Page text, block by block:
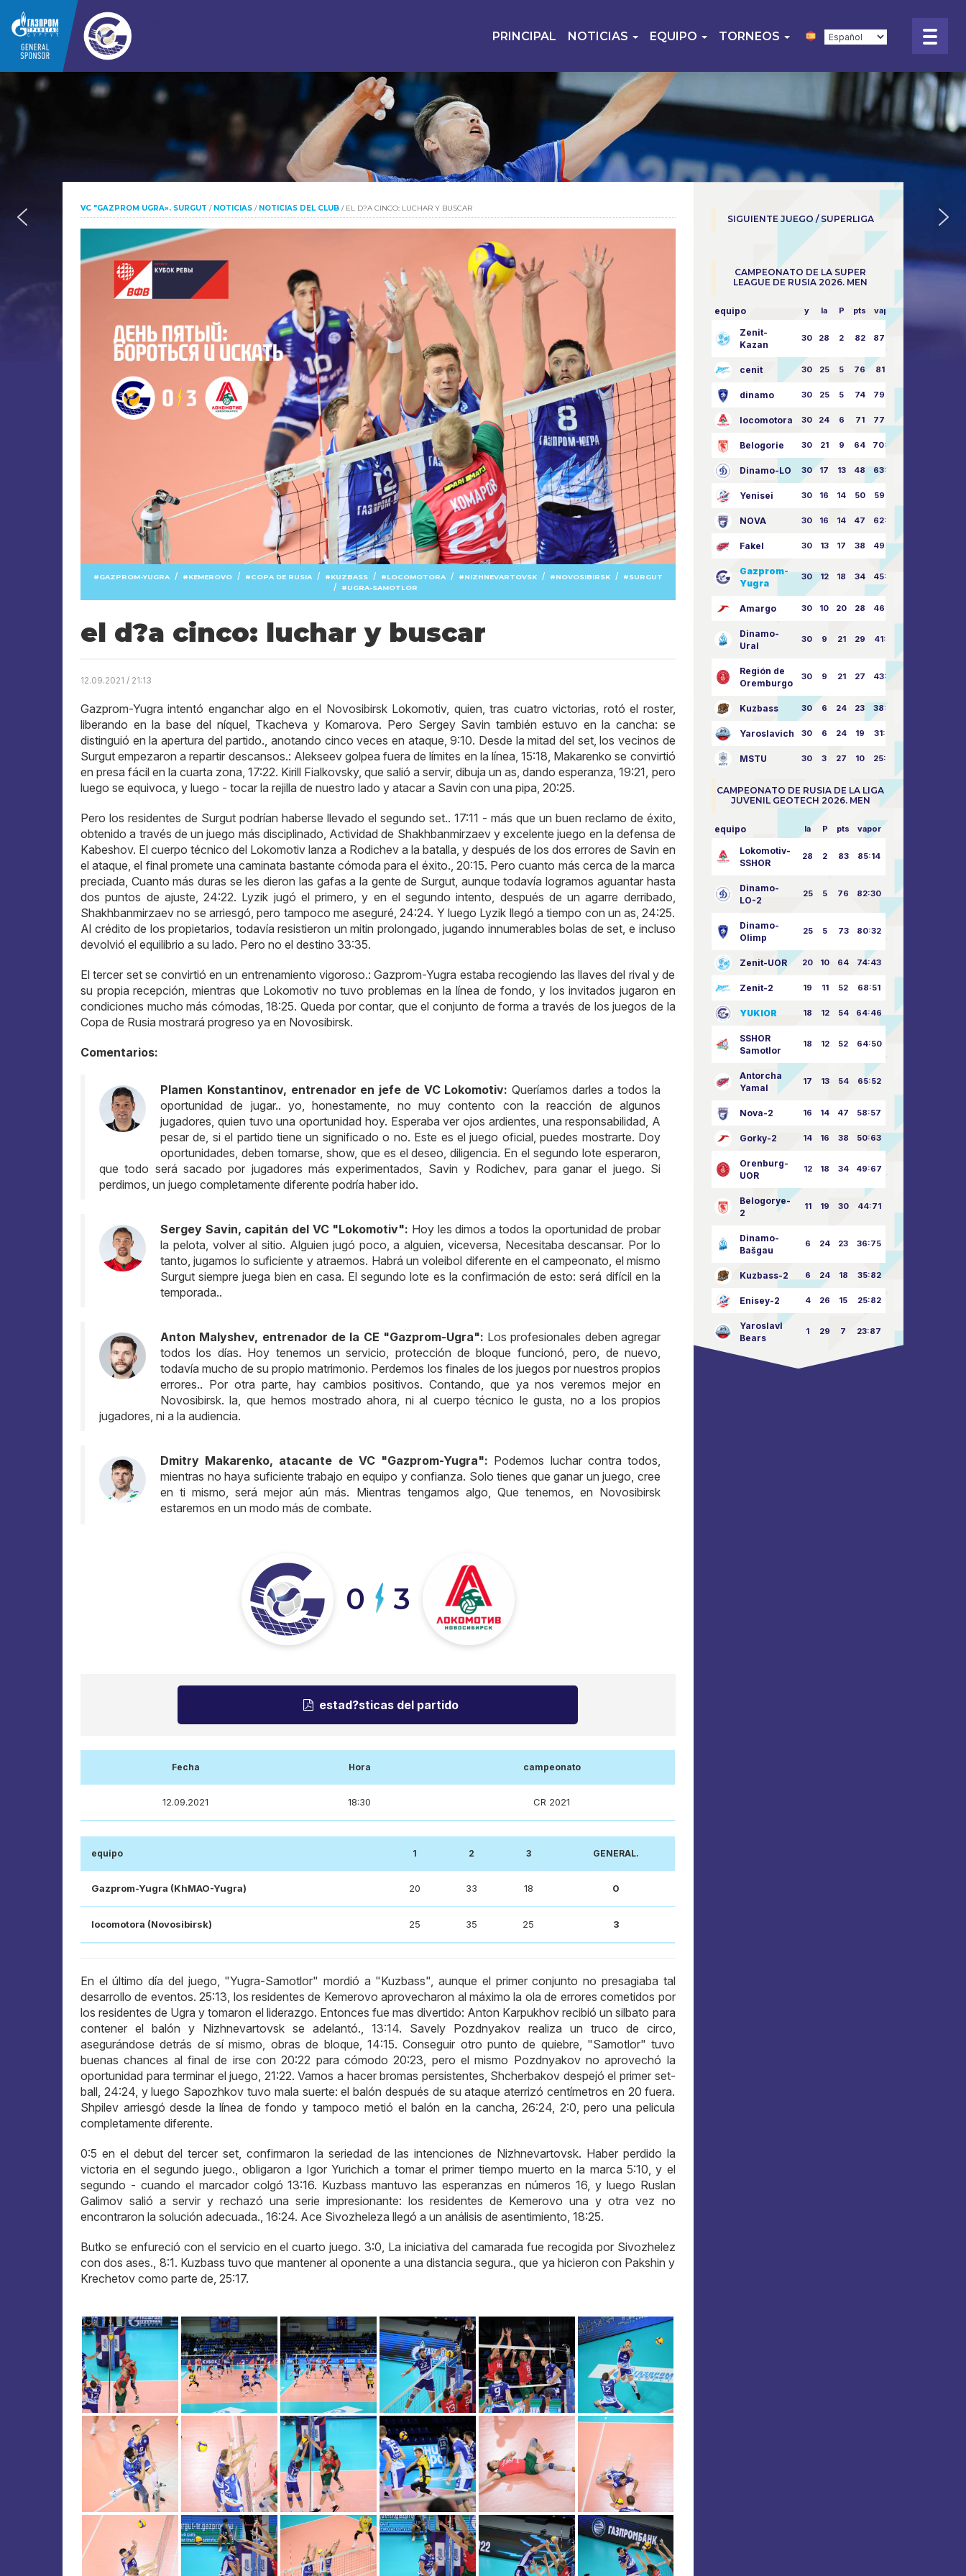
PRINCIPAL NOTICIAS EQUIPO TORNEOS
VC "GAZPROM UGRA». SURGUT / NOTICIAS / NOTICIAS DEL CLUB / EL D?A CINCO: LUCHAR Y BUSCAR
GAZPROM-YUGRA / KEMEROVO / COPA DE RUSIA / KUZBASS / LOCOMOTORA / NIZHNEVARTOVSK / NOVOSIBIRSK / SURGUT
/ UGRA-SAMOTLOR
el d?a cinco: luchar y buscar
12.09.2021 / 21:13
Gazprom-Yugra intentó enganchar algo en el Novosibirsk Lokomotiv, quien, tras cuatro victorias, rotó el roster,
liberando en la base del níquel, Tkacheva y Komarova. Pero Sergey Savin también estuvo en la cancha: se
distinguió en la apertura del partido., anotando cinco veces en ataque, 9:10. Desde la mitad del set, los vecinos de
Surgut empezaron a repartir descansos.: Alekseev golpea fuera de límites en la línea, 15:18, Makarenko se convirtió
en presa fácil en la cuarta zona, 17:22. Kirill Fialkovsky, que salió a servir, dibuja un as, dando esperanza, 19:21, pero
luego se equivoca, y luego - tocar la rejilla de nuestro lado y atacar a Savin con una pipa, 20:25.
Pero los residentes de Surgut podrían haberse llevado el segundo set.. 17:11 - más que un buen reclamo de éxito,
obtenido a través de un juego más disciplinado, Actividad de Shakhbanmirzaev y excelente juego en la defensa de
Kabeshov. El cuerpo técnico del Lokomotiv lanza a Rodichev a la batalla, y después de los dos errores de Savin en
el ataque, el final promete una caminata bastante cómoda para el éxito., 20:15. Pero cuanto más cerca de la marca
preciada, Cuanto más duras se les dieron las gafas a la gente de Surgut, aunque todavía logramos aguantar hasta
dos puntos de ajuste, 24:22. Lyzik jugó el primero, y en el segundo intento, después de un agarre derribado,
Shakhbanmirzaev no se arriesgó, pero tampoco me aseguré, 24:24. Y luego Lyzik llegó a tiempo con un as, 24:25.
Al crédito de los propietarios, todavía resistieron un mitin prolongado, jugando innumerables bolas de set, e incluso
devolvió el equilibrio a su lado. Pero no el destino 33:35.
El tercer set se convirtió en un entrenamiento vigoroso.: Gazprom-Yugra estaba recogiendo las llaves del rival y de
su propia recepción, mientras que Lokomotiv no tuvo problemas en la línea de fondo, y los invitados jugaron en
condiciones mucho más cómodas, 18:25. Queda por contar, que el conjunto de forma a través de los juegos de la
Copa de Rusia mostrará progreso ya en Novosibirsk.
Comentarios:
Plamen Konstantinov, entrenador en jefe de VC Lokomotiv: Queríamos darles a todos la
oportunidad de jugar.. yo, honestamente, no muy contento con la reacción de algunos
jugadores, quien tuvo una oportunidad hoy. Esperaba ver ojos ardientes, una responsabilidad, A
pesar de, si el partido tiene un significado o no. Este es el juego oficial, puedes mostrarte. Doy
oportunidades, deben tomarse, show, que es el deseo, diligencia. En el segundo lote esperaron,
que todo será sacado por jugadores más experimentados, Savin y Rodichev, para ganar el juego. Si
perdimos, un juego completamente diferente podría haber ido.
Sergey Savin, capitán del VC "Lokomotiv": Hoy les dimos a todos la oportunidad de probar
la pelota, volver al sitio. Alguien jugó poco, a alguien, viceversa, Necesitaba descansar. Por lo
tanto, jugamos lo suficiente y atraemos. Habrá un voleibol diferente en el campeonato, el mismo
Surgut siempre juega bien en casa. El segundo lote es la confirmación de esto: será difícil en la
temporada..
Anton Malyshev, entrenador de la CE "Gazprom-Ugra": Los profesionales deben agregar
todos los días. Hoy tenemos un servicio, protección de bloque funcionó, pero, de nuevo,
todavía mucho de su propio matrimonio. Perdemos los finales de los juegos por nuestros propios
errores.. Por otra parte, hay cambios positivos. Contando, que ya nos veremos mejor en
Novosibirsk. la, que hemos mostrado ahora, ni al cuerpo técnico le gusta, no a los propios
jugadores, ni a la audiencia.
Dmitry Makarenko, atacante de VC "Gazprom-Yugra": Podemos luchar contra todos,
mientras no haya suficiente trabajo en equipo y confianza. Solo tienes que ganar un juego, cree
en ti mismo, será mejor aún más. Mientras tengamos algo, Que tenemos, en Novosibirsk
estaremos en un modo más de combate.
0 3
estad?sticas del partido
Fecha Hora campeonato
12.09.2021 18:30 CR 2021
equipo 1 2 3 GENERAL.
Gazprom-Yugra (KhMAO-Yugra) 20 33 18 0
locomotora (Novosibirsk) 25 35 25 3
En el último día del juego, "Yugra-Samotlor" mordió a "Kuzbass", aunque el primer conjunto no presagiaba tal
desarrollo de eventos. 25:13, los residentes de Kemerovo aprovecharon al máximo la ola de errores cometidos por
los residentes de Ugra y tomaron el liderazgo. Entonces fue mas divertido: Anton Karpukhov recibió un silbato para
contener el balón y Nizhnevartovsk se adelantó., 13:14. Savely Pozdnyakov realiza un truco de circo,
asegurándose detrás de sí mismo, obras de bloque, 14:15. Conseguir otro punto de quiebre, "Samotlor" tuvo
buenas chances al final de irse con 20:22 para cómodo 20:23, pero el mismo Pozdnyakov no aprovechó la
oportunidad para terminar el juego, 21:22. Vamos a hacer bromas persistentes, Shcherbakov despejó el primer set-
ball, 24:24, y luego Sapozhkov tuvo mala suerte: el balón después de su ataque aterrizó centímetros en 20 fuera.
Shpilev arriesgó desde la línea de fondo y tampoco metió el balón en la cancha, 26:24, 2:0, pero una pelicula
completamente diferente.
0:5 en el debut del tercer set, confirmaron la seriedad de las intenciones de Nizhnevartovsk. Haber perdido la
victoria en el segundo juego., obligaron a Igor Yurichich a tomar el primer tiempo muerto en la marca 5:10, y el
segundo - cuando el marcador colgó 13:16. Kuzbass mantuvo las esperanzas en números 16, y luego Ruslan
Galimov salió a servir y rechazó una serie impresionante: los residentes de Kemerovo una y otra vez no
encontraron la solución adecuada., 16:24. Ace Sivozheleza llegó a un análisis de asentimiento, 18:25.
Butko se enfureció con el servicio en el cuarto juego. 3:0, La iniciativa del camarada fue recogida por Sivozhelez
con dos ases., 8:1. Kuzbass tuvo que mantener al oponente a una distancia segura., que ya hicieron con Pakshin y
Krechetov como parte de, 25:17.
SIGUIENTE JUEGO / SUPERLIGA
CAMPEONATO DE LA SUPER
LEAGUE DE RUSIA 2026. MEN
equipo y la P pts vapor
Zenit-
Kazan
30 28 2 82 87:24
cenit 30 25 5 76 81:21
dinamo 30 25 5 74 79:26
locomotora 30 24 6 71 77:33
Belogorie 30 21 9 64 70:40
Dinamo-LO 30 17 13 48 63:57
Yenisei 30 16 14 50 59:53
NOVA 30 16 14 47 62:58
Fakel 30 13 17 38 49:62
Gazprom-
Yugra
30 12 18 34 45:63
Amargo 30 10 20 28 46:73
Dinamo-
Ural
30 9 21 29 41:70
Región de
Oremburgo
30 9 21 27 43:73
Kuzbass 30 6 24 23 38:76
Yaroslavich 30 6 24 19 31:80
MSTU 30 3 27 10 25:87
CAMPEONATO DE RUSIA DE LA LIGA
JUVENIL GEOTECH 2026. MEN
equipo la P pts vapor
Lokomotiv-
SSHOR
28 2 83 85:14
Dinamo-
LO-2
25 5 76 82:30
Dinamo-
Olimp
25 5 73 80:32
Zenit-UOR 20 10 64 74:43
Zenit-2 19 11 52 68:51
YUKIOR 18 12 54 64:46
SSHOR
Samotlor
18 12 52 64:50
Antorcha
Yamal
17 13 54 65:52
Nova-2 16 14 47 58:57
Gorky-2 14 16 38 50:63
Orenburg-
UOR
12 18 34 49:67
Belogorye-
2
11 19 30 44:71
Dinamo-
Bašgau
6 24 23 36:75
Kuzbass-2 6 24 18 35:82
Enisey-2 4 26 15 25:82
Yaroslavl
Bears
1 29 7 23:87